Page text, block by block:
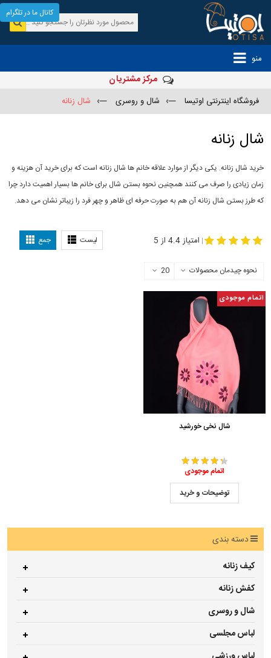
منو
مرکز مشتریان
فروشگاه اینترنتی اوتیسا —› شال و روسری —› شال زنانه
شال زنانه
خرید شال زنانه. یکی دیگر از موارد علاقه خانم ها شال زنانه است که برای خرید آن هزینه و
زمان زیادی را صرف می کنند همچنین نحوه بستن شال برای خانم ها بسیار اهمیت دارد چرا
که طرز بستن شال زنانه آن هم به صورت حرفه ای ظاهر و چهر فرد را زیباتر نشان می دهد.
لیست جمع | امتیاز 4.4 از 5
نحوه چیدمان محصولات 20
اتمام موجودی
شال نخی خورشید
اتمام موجودی
توضیحات و خرید
دسته بندی
کیف زنانه
کفش زنانه
شال و روسری
لباس مجلسی
کانال ما در تلگرام